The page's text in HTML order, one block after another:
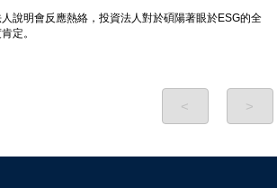
說明會反應熱絡，投資法人對於碩陽著眼於ESG的全
定。
< >